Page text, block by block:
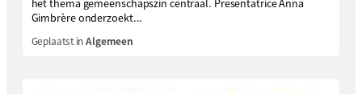
Gimbrère onderzoekt...
Geplaatst inAlgemeen